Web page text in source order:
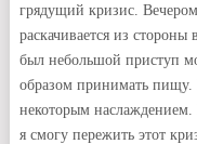
грядущий кризис.
раскачивается из
был небольшой приступ
образом принимать
некоторым
я смогу пережить этот